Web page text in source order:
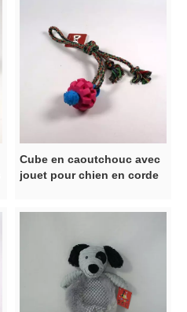
Cube en caoutchouc avec
jouet pour chien en corde